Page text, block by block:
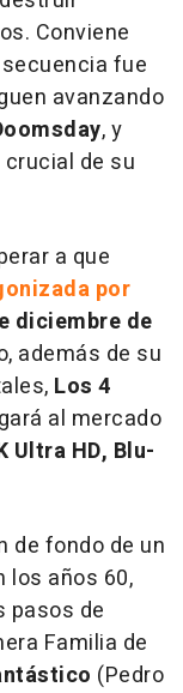
Conviene
fue
avanzando
, y
de su
a que
por
diciembre de
además de su
Los 4
al mercado
Ultra HD, Blu-
de fondo de un
los años 60,
pasos de
Familia de
(Pedro